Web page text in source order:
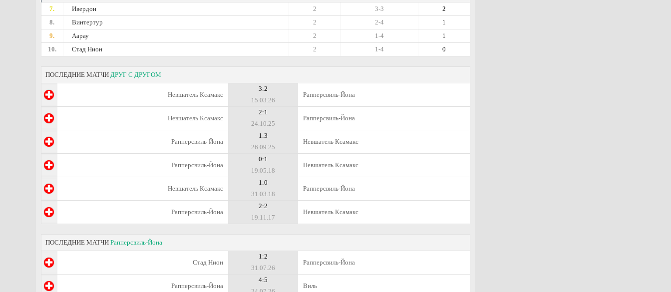
7.
Ивердон 2
3-3
2
8.
Винтертур 1
2-4
2
9.
Аарау 1
1-4
2
10.
Стад Нион 0
1-4
2
ПОСЛЕДНИЕ МАТЧИ ДРУГ С ДРУГОМ
Невшатель Ксамакс
3:2
15.03.26
Рапперсвиль-Йона
Невшатель Ксамакс
2:1
24.10.25
Рапперсвиль-Йона
Рапперсвиль-Йона
1:3
26.09.25
Невшатель Ксамакс
Рапперсвиль-Йона
0:1
19.05.18
Невшатель Ксамакс
Невшатель Ксамакс
1:0
31.03.18
Рапперсвиль-Йона
Рапперсвиль-Йона
2:2
19.11.17
Невшатель Ксамакс
ПОСЛЕДНИЕ МАТЧИ Рапперсвиль-Йона
Стад Нион
1:2
31.07.26
Рапперсвиль-Йона
Рапперсвиль-Йона
4:5
Виль